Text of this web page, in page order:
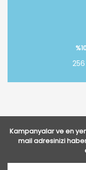
256
Kampanyalar ve en
mail adresinizi